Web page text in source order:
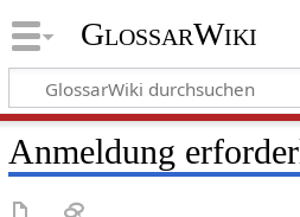
GlossarWiki
Anmeldung